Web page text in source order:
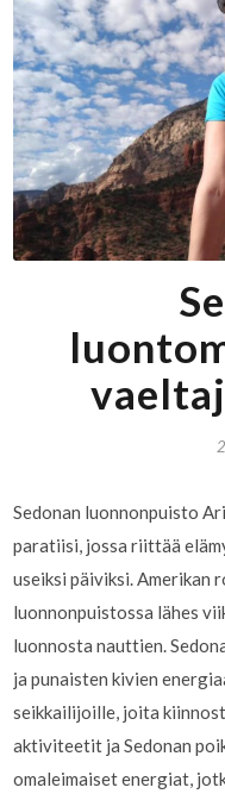
Sedonan luonnonpuisto
paratiisi, jossa riittää
useiksi päiviksi. Amerikan
luonnonpuistossa lähes
luonnosta nauttien.
ja punaisten kivien
seikkailijoille, joita
aktiviteetit ja Sedonan
omaleimaiset energiat,